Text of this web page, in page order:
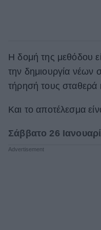
Η δομή της μεθόδου
την δημιουργία νέων
τήρησή τους σταθερά
Και το αποτέλεσμα
Σάββατο 26